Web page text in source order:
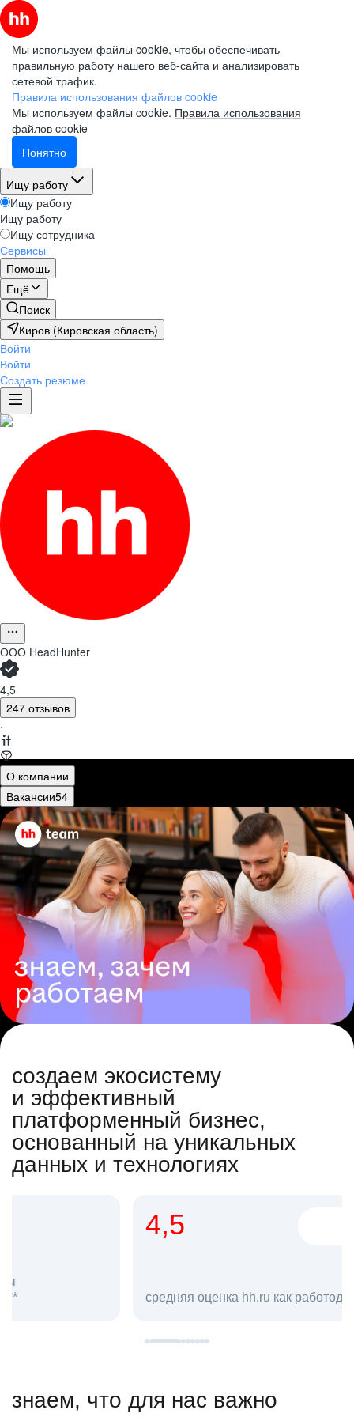
Мы используем файлы cookie, чтобы обеспечивать
правильную работу нашего веб-сайта и анализировать
сетевой трафик.
Правила использования файлов cookie
Мы используем файлы cookie. Правила использования
файлов cookie
Понятно
Ищу работу
Ищу работу
Ищу работу
Ищу сотрудника
Сервисы
Помощь
Ещё
Поиск
Киров (Кировская область)
Войти
Войти
Создать резюме
ООО HeadHunter
4,5
247 отзывов
·
О компании
Вакансии54
создаем экосистему
и эффективный
платформенный бизнес,
основанный на уникальных
данных и технологиях
средняя оценка hh.ru как работодателя **
в hh.ru
знаем, что для нас важно